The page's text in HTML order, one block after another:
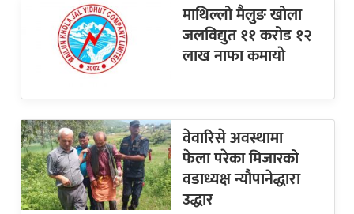
माथिल्लो मैलुङ खोला
जलविद्युत ११ करोड १२
लाख नाफा कमायाे
वेवारिसे अवस्थामा
फेला परेका मिजारको
वडाध्यक्ष न्यौपानेद्धारा
उद्धार